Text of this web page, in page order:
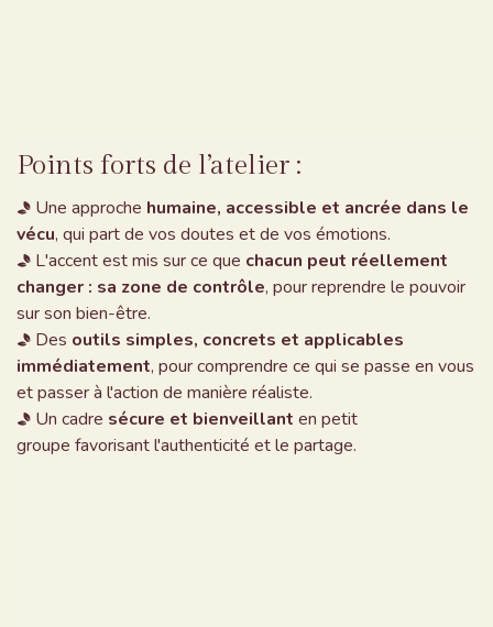
Points forts de l’atelier :
Une approche humaine, accessible et ancrée dans le
vécu, qui part de vos doutes et de vos émotions.
L'accent est mis sur ce que chacun peut réellement
changer : sa zone de contrôle, pour reprendre le pouvoir
sur son bien-être.
Des outils simples, concrets et applicables
immédiatement, pour comprendre ce qui se passe en vous
et passer à l'action de manière réaliste.
Un cadre sécure et bienveillant en petit
groupe favorisant l'authenticité et le partage.